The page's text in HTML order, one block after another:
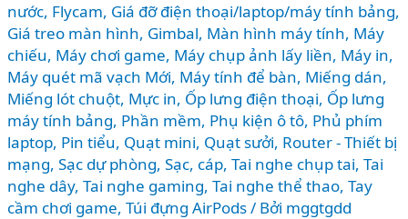
và
bảo
mật
mạnh
mẽ
nước, Flycam, Giá đỡ điện thoại/laptop/máy tính bảng,
Giá treo màn hình, Gimbal, Màn hình máy tính, Máy
chiếu, Máy chơi game, Máy chụp ảnh lấy liền, Máy in,
Máy quét mã vạch Mới, Máy tính để bàn, Miếng dán,
Miếng lót chuột, Mực in, Ốp lưng điện thoại, Ốp lưng
máy tính bảng, Phần mềm, Phụ kiện ô tô, Phủ phím
laptop, Pin tiểu, Quạt mini, Quạt sưởi, Router - Thiết bị
mạng, Sạc dự phòng, Sạc, cáp, Tai nghe chụp tai, Tai
nghe dây, Tai nghe gaming, Tai nghe thể thao, Tay
cầm chơi game, Túi đựng AirPods/ Bởi mggtgdd